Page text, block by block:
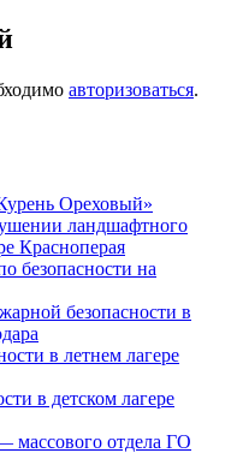
авторизоваться.
Ореховый»
ландшафтного
Красноперая
безопасности на
безопасности в
в летнем лагере
в детском лагере
массового отдела ГО